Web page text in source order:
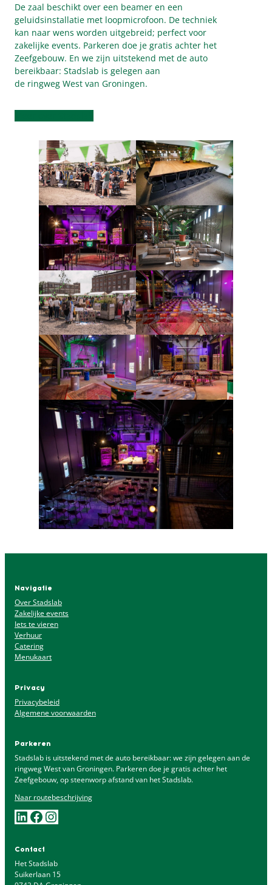
De zaal beschikt over een beamer en een
geluidsinstallatie met loopmicrofoon. De techniek
kan naar wens worden uitgebreid; perfect voor
zakelijke events. Parkeren doe je gratis achter het
Zeefgebouw. En we zijn uitstekend met de auto
bereikbaar: Stadslab is gelegen aan
de ringweg West van Groningen.
Navigatie
Over Stadslab
Zakelijke events
Iets te vieren
Verhuur
Catering
Menukaart
Privacy
Privacybeleid
Algemene voorwaarden
Parkeren
Stadslab is uitstekend met de auto bereikbaar: we zijn gelegen aan de
ringweg West van Groningen. Parkeren doe je gratis achter het
Zeefgebouw, op steenworp afstand van het Stadslab.
Naar routebeschrijving
LinkedIn Facebook Instagram
Contact
Het Stadslab
Suikerlaan 15